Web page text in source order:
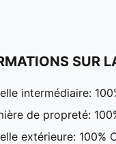
SUR
intermédiaire:
de propreté:
extérieure: 100%